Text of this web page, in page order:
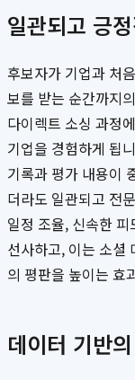
일관되고 긍
후보자가 기업과 처
보를 받는 순간까지
다이렉트 소싱 과정
기업을 경험하게 됩
기록과 평가 내용이
더라도 일관되고 전
일정 조율, 신속한
선사하고, 이는 소셜
의 평판을 높이는 효
데이터 기반